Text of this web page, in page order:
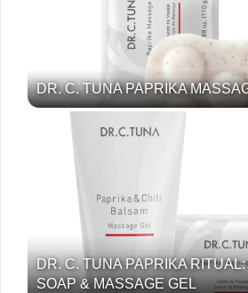
DR. C. TUNA PAPRIKA
DR. C. TUNA PAPRIKA
SOAP & MASSAGE GEL